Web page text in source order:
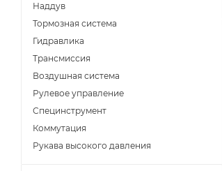
Наддув
Тормозная система
Гидравлика
Трансмиссия
Воздушная система
Рулевое управление
Специнструмент
Коммутация
Рукава высокого давления